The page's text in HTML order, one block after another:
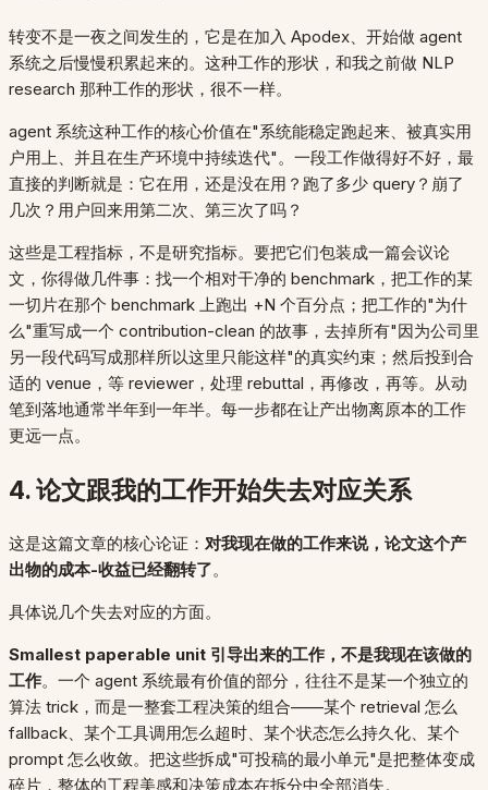
转变不是一夜之间发生的，它是在加入 Apodex、开始做 agent
系统之后慢慢积累起来的。这种工作的形状，和我之前做 NLP
research 那种工作的形状，很不一样。
agent 系统这种工作的核心价值在"系统能稳定跑起来、被真实用
户用上、并且在生产环境中持续迭代"。一段工作做得好不好，最
直接的判断就是：它在用，还是没在用？跑了多少 query？崩了
几次？用户回来用第二次、第三次了吗？
这些是工程指标，不是研究指标。要把它们包装成一篇会议论
文，你得做几件事：找一个相对干净的 benchmark，把工作的某
一切片在那个 benchmark 上跑出 +N 个百分点；把工作的"为什
么"重写成一个 contribution-clean 的故事，去掉所有"因为公司里
另一段代码写成那样所以这里只能这样"的真实约束；然后投到合
适的 venue，等 reviewer，处理 rebuttal，再修改，再等。从动
笔到落地通常半年到一年半。每一步都在让产出物离原本的工作
更远一点。
4. 论文跟我的工作开始失去对应关系
这是这篇文章的核心论证： 对我现在做的工作来说，论文这个产
出物的成本-收益已经翻转了。
具体说几个失去对应的方面。
Smallest paperable unit 引导出来的工作，不是我现在该做的
工作。一个 agent 系统最有价值的部分，往往不是某一个独立的
算法 trick，而是一整套工程决策的组合——某个 retrieval 怎么
fallback、某个工具调用怎么超时、某个状态怎么持久化、某个
prompt 怎么收敛。把这些拆成"可投稿的最小单元"是把整体变成
碎片，整体的工程美感和决策成本在拆分中全部消失。